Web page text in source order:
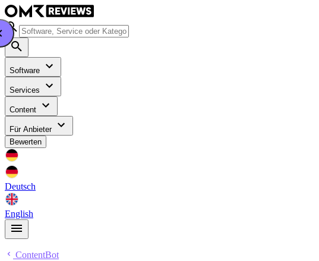
Software
Services
Content
Für Anbieter
Bewerten
Deutsch
English
ContentBot